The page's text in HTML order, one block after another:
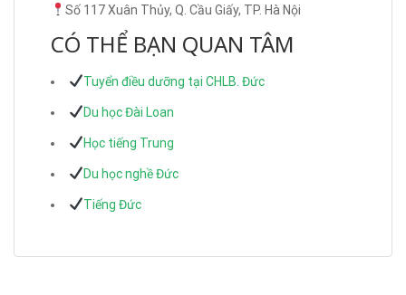
Số 117 Xuân Thủy, Q. Cầu Giấy, TP. Hà Nội
CÓ THỂ BẠN QUAN TÂM
Tuyển điều dưỡng tại CHLB. Đức
Du học Đài Loan
Học tiếng Trung
Du học nghề Đức
Tiếng Đức